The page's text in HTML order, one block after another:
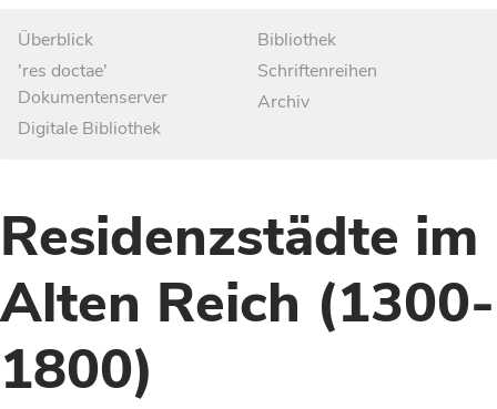
Überblick
'res doctae'
Dokumentenserver
Digitale Bibliothek
Bibliothek
Schriftenreihen
Archiv
Residenzstädte im
Alten Reich (1300-
1800)